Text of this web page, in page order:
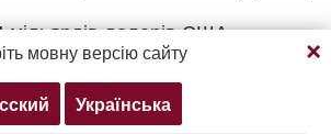
мільярдів доларів США
активів протягом періоду
ви погоджуєтесь з нашою
конфіденційності
Докладніше
мовну версію сайту
Українська